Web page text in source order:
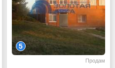
5
Продам